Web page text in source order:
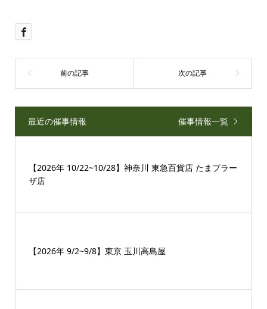
最近の催事情報 催事情報一覧
【2026年 10/22~10/28】神奈川 東急百貨店 たまプラー
ザ店
【2026年 9/2~9/8】東京 玉川高島屋